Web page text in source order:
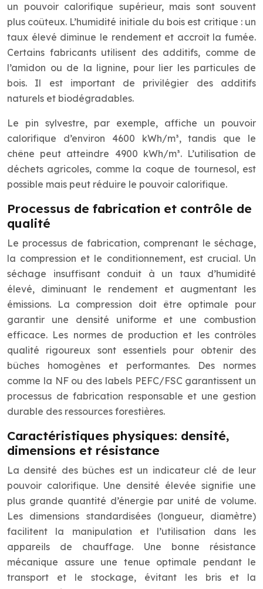
un pouvoir calorifique supérieur, mais sont souvent
plus coûteux. L’humidité initiale du bois est critique : un
taux élevé diminue le rendement et accroît la fumée.
Certains fabricants utilisent des additifs, comme de
l’amidon ou de la lignine, pour lier les particules de
bois. Il est important de privilégier des additifs
naturels et biodégradables.
Le pin sylvestre, par exemple, affiche un pouvoir
calorifique d’environ 4600 kWh/m³, tandis que le
chêne peut atteindre 4900 kWh/m³. L’utilisation de
déchets agricoles, comme la coque de tournesol, est
possible mais peut réduire le pouvoir calorifique.
Processus de fabrication et contrôle de
qualité
Le processus de fabrication, comprenant le séchage,
la compression et le conditionnement, est crucial. Un
séchage insuffisant conduit à un taux d’humidité
élevé, diminuant le rendement et augmentant les
émissions. La compression doit être optimale pour
garantir une densité uniforme et une combustion
efficace. Les normes de production et les contrôles
qualité rigoureux sont essentiels pour obtenir des
bûches homogènes et performantes. Des normes
comme la NF ou des labels PEFC/FSC garantissent un
processus de fabrication responsable et une gestion
durable des ressources forestières.
Caractéristiques physiques: densité,
dimensions et résistance
La densité des bûches est un indicateur clé de leur
pouvoir calorifique. Une densité élevée signifie une
plus grande quantité d’énergie par unité de volume.
Les dimensions standardisées (longueur, diamètre)
facilitent la manipulation et l’utilisation dans les
appareils de chauffage. Une bonne résistance
mécanique assure une tenue optimale pendant le
transport et le stockage, évitant les bris et la